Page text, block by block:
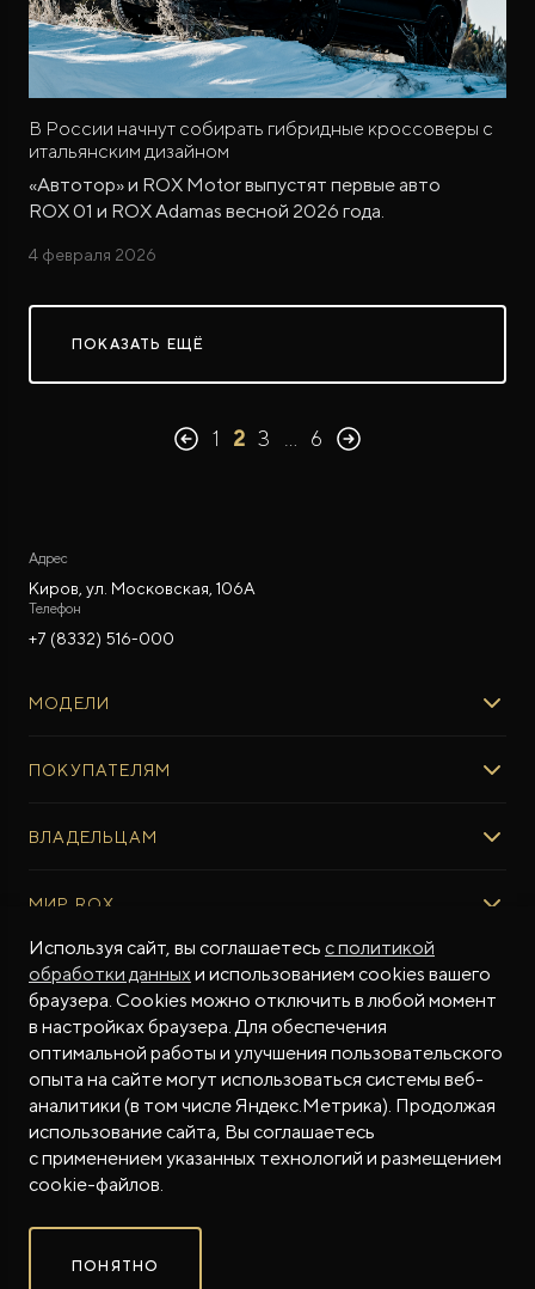
В России начнут собирать гибридные кроссоверы с
итальянским дизайном
«Автотор» и ROX Motor выпустят первые авто
ROX 01 и ROX Adamas весной 2026 года.
4 февраля 2026
ПОКАЗАТЬ ЕЩЁ
1 2 3 … 6
Адрес
Киров, ул. Московская, 106А
Телефон
+7 (8332) 516-000
МОДЕЛИ
ROX ADAMAS
ПОКУПАТЕЛЯМ
Авто в наличии
Тест-драйв
Специальные предложения
ФИНАНСЫ И УСЛУГИ
Финансовые программы
Рассчитать кредит
Трейд-ин
Калькулятор трейд-ин
Страхование
ВЛАДЕЛЬЦАМ
Регламент ТО
Программное обеспечение
ПОДДЕРЖКА
Гарантия производителя
Контракт гарантийной поддержки
Помощь на дорогах
Руководства по эксплуатации
Магазин приложений ROX
МИР ROX
О БРЕНДЕ
Бренд ROX
Дизайн Pininfarina
Новости
СМИ о нас
Истории владельцев
Часто задаваемые вопросы
СОТРУДНИЧЕСТВО
МЫ В СОЦСЕТЯХ
© 2026
Сделано в ПЕРКС
Используя сайт, вы соглашаетесь с политикой
обработки данныхи использованием cookies вашего
браузера. Cookies можно отключить в любой момент
в настройках браузера. Для обеспечения
оптимальной работы и улучшения пользовательского
опыта на сайте могут использоваться системы веб-
аналитики (в том числе Яндекс.Метрика). Продолжая
использование сайта, Вы соглашаетесь
с применением указанных технологий и размещением
cookie-файлов.
ПОНЯТНО